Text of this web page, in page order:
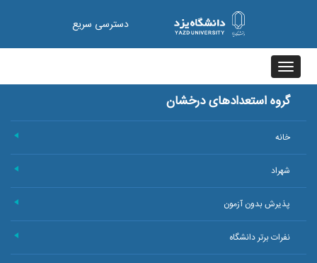
دسترسی سریع
Toggle
navigation
گروه استعدادهای درخشان
خانه
شهراد
پذیرش بدون آزمون
نفرات برتر دانشگاه